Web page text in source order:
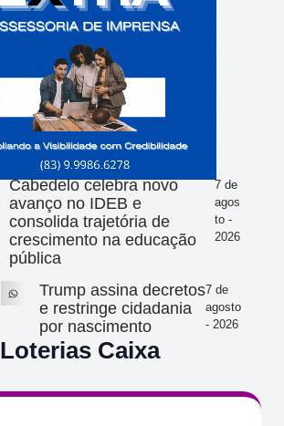
Cabedelo celebra novo
avanço no IDEB e
consolida trajetória de
crescimento na educação
pública
7 de
agos
to -
2026
Trump assina decretos
e restringe cidadania
por nascimento
7 de
agosto
- 2026
Loterias Caixa